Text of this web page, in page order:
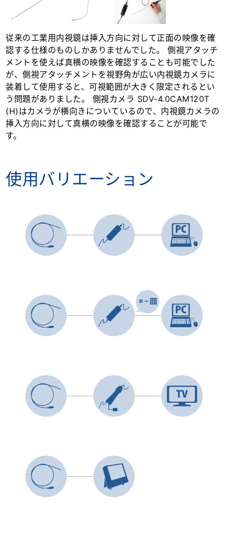
従来の工業用内視鏡は挿入方向に対して正面の映像を確
認する仕様のものしかありませんでした。 側視アタッチ
メントを使えば真横の映像を確認することも可能でした
が、側視アタッチメントを視野角が広い内視鏡カメラに
装着して使用すると、可視範囲が大きく限定されるとい
う問題がありました。 側視カメラ SDV-4.0CAM120T
(H)はカメラが横向きについているので、内視鏡カメラの
挿入方向に対して真横の映像を確認することが可能で
す。
使用バリエーション